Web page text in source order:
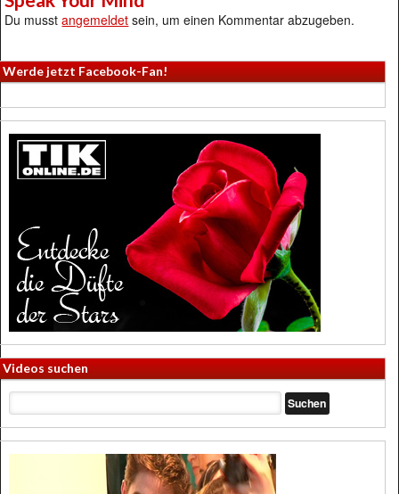
Du musstangemeldet sein, um einen Kommentar abzugeben.
Werde jetzt Facebook-Fan!
Videos suchen